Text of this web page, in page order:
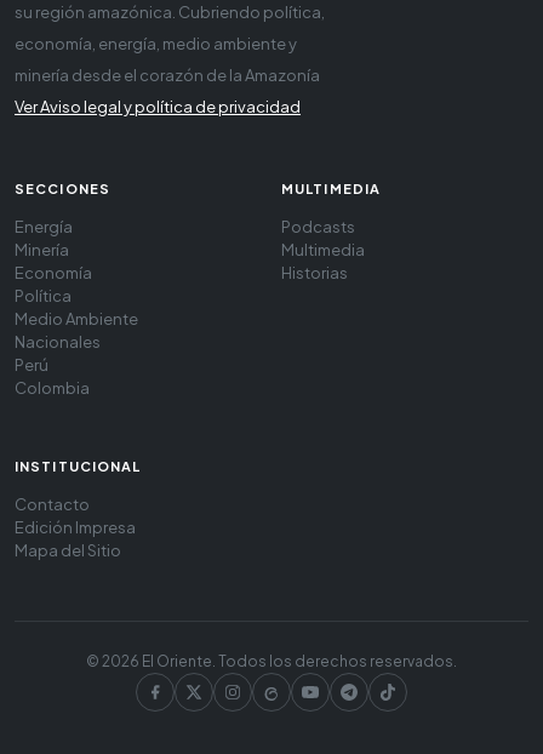
su región amazónica. Cubriendo política,
economía, energía, medio ambiente y
minería desde el corazón de la Amazonía
Ver Aviso legal y política de privacidad
SECCIONES
Energía
Minería
Economía
Política
Medio Ambiente
Nacionales
Perú
Colombia
MULTIMEDIA
Podcasts
Multimedia
Historias
INSTITUCIONAL
Contacto
Edición Impresa
Mapa del Sitio
© 2026 El Oriente. Todos los derechos reservados.